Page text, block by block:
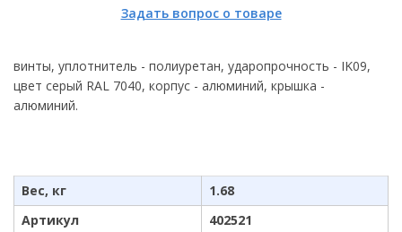
Задать вопрос о товаре
винты, уплотнитель - полиуретан, ударопрочность - IK09,
цвет серый RAL 7040, корпус - алюминий, крышка -
алюминий.
Вес, кг
1.68
Артикул
402521